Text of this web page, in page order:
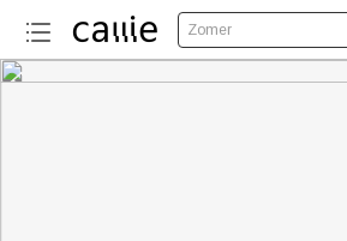
Zomer